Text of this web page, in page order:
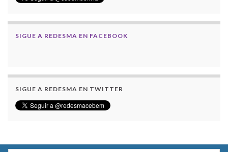
SIGUE A REDESMA EN FACEBOOK
SIGUE A REDESMA EN TWITTER